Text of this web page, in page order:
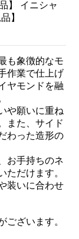
】 イニシャ
】
も象徴的なモ
作業で仕上げ
ヤモンドを融
や願いに重ね
また、サイド
わった造形の
お手持ちのネ
ただけます。
装いに合わせ
ございます。